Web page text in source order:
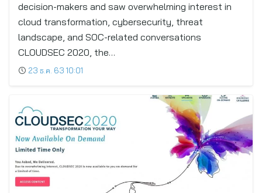
decision-makers and saw overwhelming interest in
cloud transformation, cybersecurity, threat
landscape, and SOC-related conversations
CLOUDSEC 2020, the…
23 ธ.ค. 63 10:01